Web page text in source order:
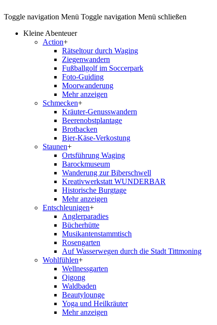
Toggle navigation Menü Toggle navigation Menü schließen
Kleine Abenteuer
Action+
Rätseltour durch Waging
Ziegenwandern
Fußballgolf im Soccerpark
Foto-Guiding
Moorwanderung
Mehr anzeigen
Schmecken+
Kräuter-Genusswandern
Beerenobstplantage
Brotbacken
Bier-Käse-Verkostung
Staunen+
Ortsführung Waging
Barockmuseum
Wanderung zur Biberschwell
Kreativwerkstatt WUNDERBAR
Historische Burgtage
Mehr anzeigen
Entschleunigen+
Anglerparadies
Bücherhütte
Musikantenstammtisch
Rosengarten
Auf Wasserwegen durch die Stadt Tittmoning
Wohlfühlen+
Wellnessgarten
Qigong
Waldbaden
Beautylounge
Yoga und Heilkräuter
Mehr anzeigen